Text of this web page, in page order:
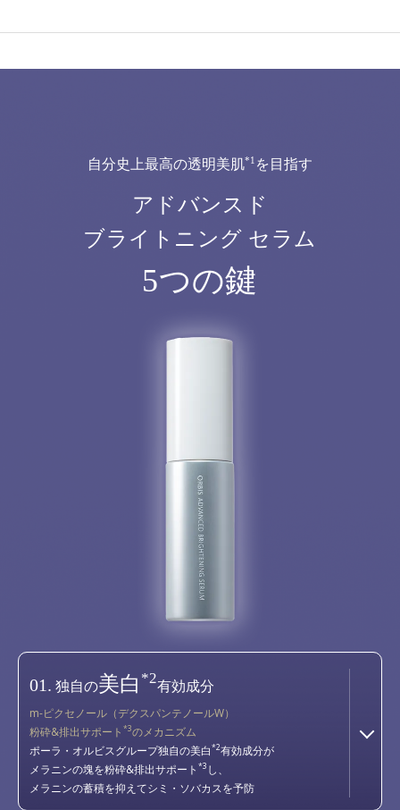
自分史上最高の透明美肌*1 を目指す
アドバンスド
ブライトニング セラム
5つの鍵
01. 独自の美白 *2有効成分
m-ピクセノール（デクスパンテノールW）
粉砕&排出サポート *3のメカニズム
ポーラ・オルビスグループ独自の美白*2有効成分が
メラニンの塊を粉砕&排出サポート *3 し、
メラニンの蓄積を抑えてシミ・ソバカスを予防